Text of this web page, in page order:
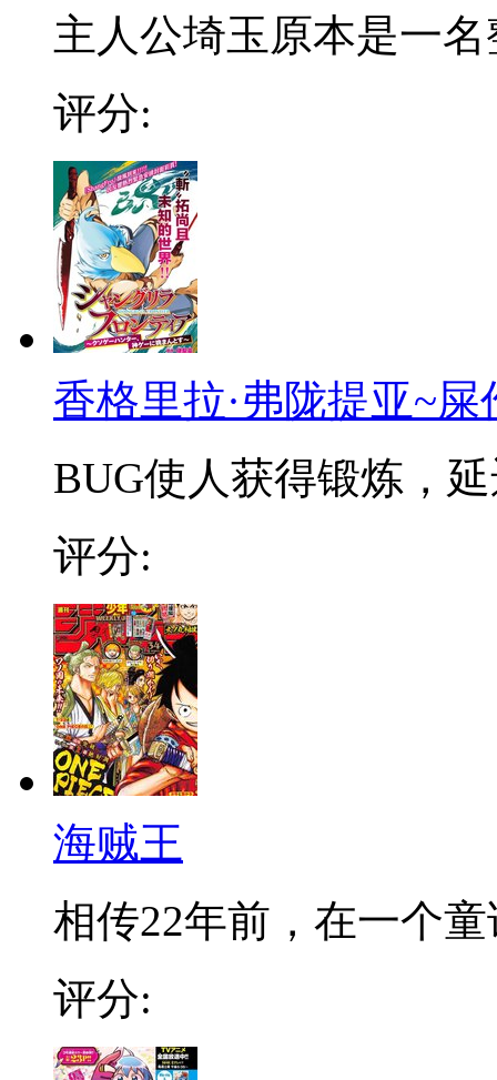
主人公埼玉原本是一名
评分:
香格里拉·弗陇提亚~
BUG使人获得锻炼，
评分:
海贼王
相传22年前，在一个
评分: